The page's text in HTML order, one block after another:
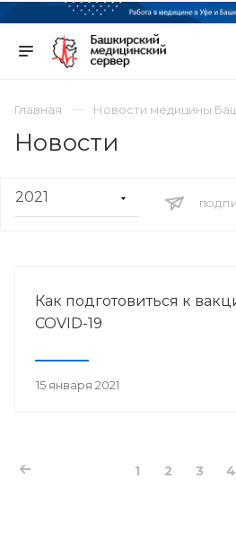
Главная Новости медицины
Новости
Как подготовиться к
COVID-19
15 января 2021
1 2 3 4